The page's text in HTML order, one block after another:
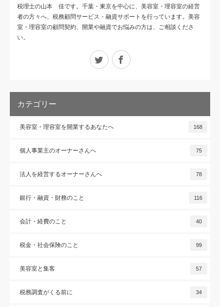
税理士の山本 佳です。千葉・東京を中心に、美容室・理容室の経営
者の方々へ、税務顧問サービス・融資サポートを行っています。美容
室・理容室の顧問契約、開業や融資でお悩みの方は、ご相談くださ
い。
Twitter Facebook
カテゴリー
美容室・理容室を開業するあなたへ 168
個人事業主のオーナーさんへ 75
法人を経営するオーナーさんへ 78
銀行・融資・財務のこと 116
会計・経費のこと 40
税金・社会保険のこと 99
美容室と集客 57
税務調査がくる前に 34